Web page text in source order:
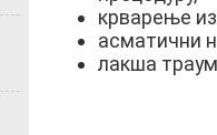
крварење
асматични
лакша